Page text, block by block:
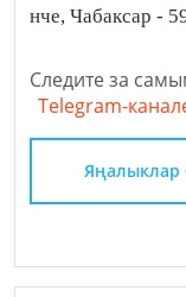
нче, Чабаксар -
Следите за
Telegram-
Яңалыклар